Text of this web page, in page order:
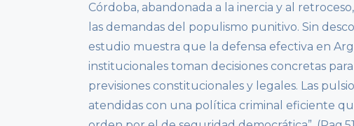
Córdoba, abandonada a la inercia y al
las demandas del populismo punitivo. Sin
estudio muestra que la defensa efectiva en
institucionales toman decisiones concretas
previsiones constitucionales y legales. Las
atendidas con una política criminal eficiente